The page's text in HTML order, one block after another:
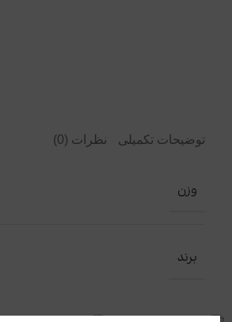
توضیحات تکمیلی نظرات (0)
وزن
برند